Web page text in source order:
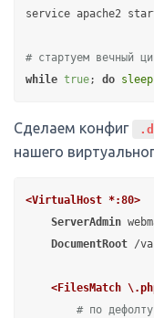
service apache2
# стартуем вечный
while true; do sleep
Сделаем конфиг
нашего
<VirtualHost *:80>
ServerAdmin
DocumentRoot /
<FilesMatch
# по